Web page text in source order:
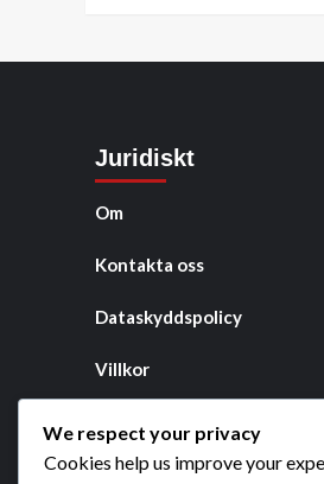
Juridiskt
Om
Kontakta oss
Dataskyddspolicy
Villkor
We respect your privacy
Cookies help us improve your